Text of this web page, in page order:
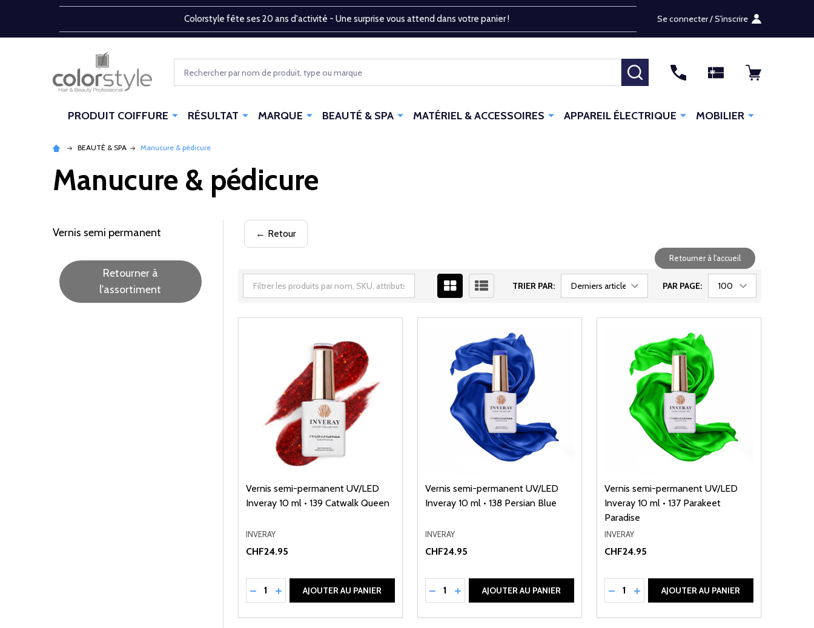
Colorstyle fête ses 20 ans d'activité - Une surprise vous attend dans votre panier ! Se connecter / S'inscrire
RECHERCHER
PRODUIT COIFFURE RÉSULTAT MARQUE BEAUTÉ & SPA MATÉRIEL & ACCESSOIRES APPAREIL ÉLECTRIQUE MOBILIER
BEAUTÉ & SPA Manucure & pédicure
Manucure & pédicure
par
Vernis semi permanent
Retourner à
l'assortiment
← Retour
Retourner à l'accueil
TRIER PAR: PAR PAGE:
Vernis semi-permanent UV/LED
Inveray 10 ml • 139 Catwalk Queen
INVERAY
CHF24.95
Quantité:
RÉDUIRE LA QUANTITÉ DE UNDEFINED
AUGMENTER LA QUANTITÉ DE UNDEFINED
AJOUTER AU PANIER
Vernis semi-permanent UV/LED
Inveray 10 ml • 138 Persian Blue
INVERAY
CHF24.95
Quantité:
RÉDUIRE LA QUANTITÉ DE UNDEFINED
AUGMENTER LA QUANTITÉ DE UNDEFINED
AJOUTER AU PANIER
Vernis semi-permanent UV/LED
Inveray 10 ml • 137 Parakeet
Paradise
INVERAY
CHF24.95
Quantité:
RÉDUIRE LA QUANTITÉ DE UNDEFINED
AUGMENTER LA QUANTITÉ DE
AJOUTER AU PANIER